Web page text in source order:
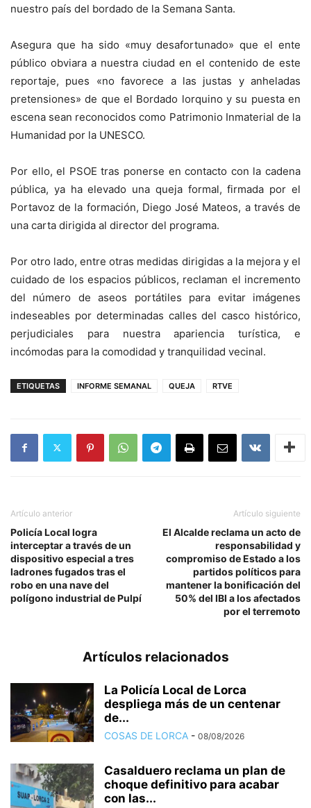
nuestro país del bordado de la Semana Santa.
Asegura que ha sido «muy desafortunado» que el ente
público obviara a nuestra ciudad en el contenido de este
reportaje, pues «no favorece a las justas y anheladas
pretensiones» de que el Bordado lorquino y su puesta en
escena sean reconocidos como Patrimonio Inmaterial de la
Humanidad por la UNESCO.
Por ello, el PSOE tras ponerse en contacto con la cadena
pública, ya ha elevado una queja formal, firmada por el
Portavoz de la formación, Diego José Mateos, a través de
una carta dirigida al director del programa.
Por otro lado, entre otras medidas dirigidas a la mejora y el
cuidado de los espacios públicos, reclaman el incremento
del número de aseos portátiles para evitar imágenes
indeseables por determinadas calles del casco histórico,
perjudiciales para nuestra apariencia turística, e
incómodas para la comodidad y tranquilidad vecinal.
ETIQUETAS INFORME SEMANAL QUEJA RTVE
Artículo anterior
Policía Local logra
interceptar a través de un
dispositivo especial a tres
ladrones fugados tras el
robo en una nave del
polígono industrial de Pulpí
Artículo siguiente
El Alcalde reclama un acto de
responsabilidad y
compromiso de Estado a los
partidos políticos para
mantener la bonificación del
50% del IBI a los afectados
por el terremoto
Artículos relacionados
La Policía Local de Lorca
despliega más de un centenar
de...
COSAS DE LORCA - 08/08/2026
Casalduero reclama un plan de
choque definitivo para acabar
con las...